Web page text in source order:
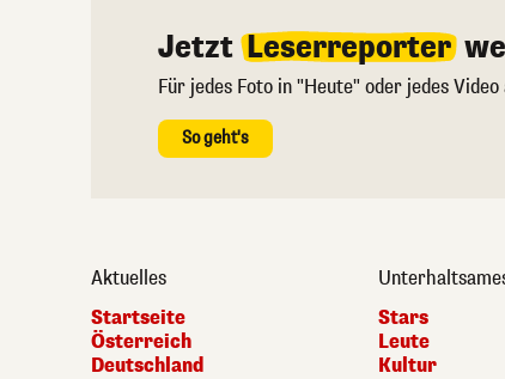
Jetzt Leserreporter
Für jedes Foto in "Heute" oder jedes
So geht's
Aktuelles
Startseite
Österreich
Deutschland
Stars
Leute
Kultur